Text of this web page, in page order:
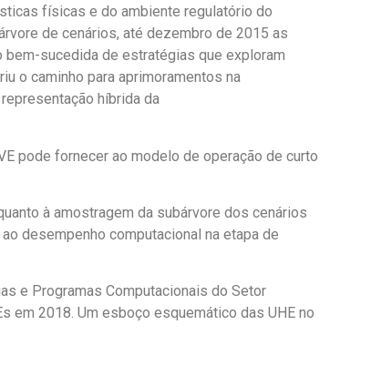
físicas e do ambiente regulatório do
de cenários, até dezembro de 2015 as
bem-sucedida de estratégias que exploram
o caminho para aprimoramentos na
híbrida da
pode fornecer ao modelo de operação de curto
à amostragem da subárvore dos cenários
desempenho computacional na etapa de
e Programas Computacionais do Setor
em 2018. Um esboço esquemático das UHE no